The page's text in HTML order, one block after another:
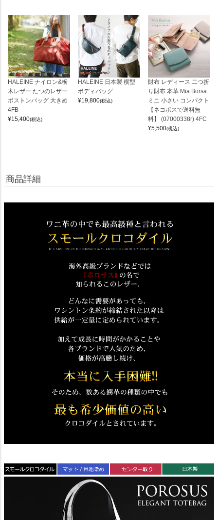
HALEINE ナイロン&栃
木レザー たつのレザー
ボストンバッグ 大きめ
4FB
¥15,400(税込)
HALEINE 日本製 横型
ボディバッグ
¥19,800(税込)
財布 レディース 二つ折
り財布 本革 Mia Borsa
ミニ 小さい コンパクト
【ネコポスで送料無
料】 (07000338r) 4FC
¥5,500(税込)
商品詳細